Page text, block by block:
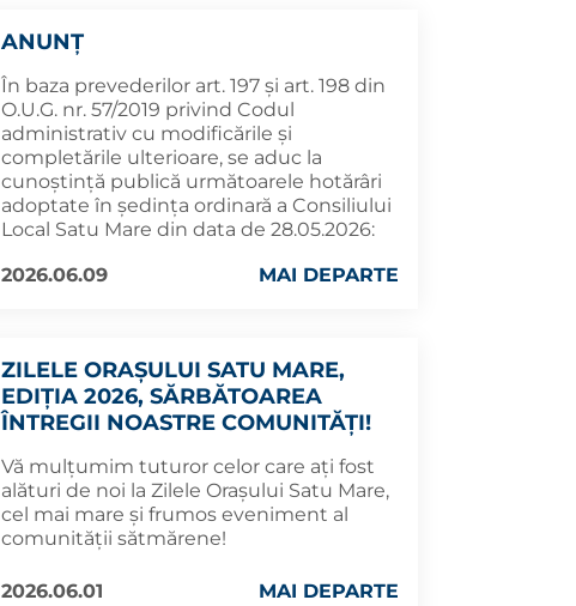
ANUNȚ
În baza prevederilor art. 197 și art. 198 din
O.U.G. nr. 57/2019 privind Codul
administrativ cu modificările și
completările ulterioare, se aduc la
cunoştinţă publică următoarele hotărâri
adoptate în şedința ordinară a Consiliului
Local Satu Mare din data de 28.05.2026:
2026.06.09
MAI DEPARTE
ZILELE ORAȘULUI SATU MARE,
EDIȚIA 2026, SĂRBĂTOAREA
ÎNTREGII NOASTRE COMUNITĂȚI!
Vă mulțumim tuturor celor care ați fost
alături de noi la Zilele Orașului Satu Mare,
cel mai mare și frumos eveniment al
comunității sătmărene!
2026.06.01 MAI DEPARTE